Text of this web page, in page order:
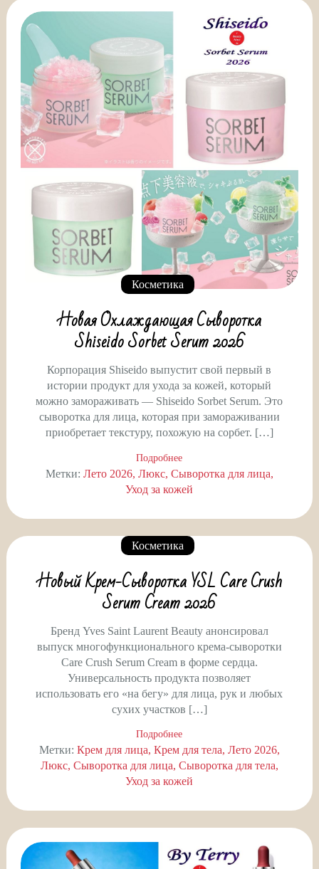
Косметика
Новая Охлаждающая Сыворотка
Shiseido Sorbet Serum 2026
Корпорация Shiseido выпустит свой первый в
истории продукт для ухода за кожей, который
можно замораживать — Shiseido Sorbet Serum. Это
сыворотка для лица, которая при замораживании
приобретает текстуру, похожую на сорбет. […]
Подробнее
Метки: Лето 2026 Люкс Сыворотка для лица
Уход за кожей
Косметика
Новый Крем-Сыворотка YSL Care Crush
Serum Cream 2026
Бренд Yves Saint Laurent Beauty анонсировал
выпуск многофункционального крема-сыворотки
Care Crush Serum Cream в форме сердца.
Универсальность продукта позволяет
использовать его «на бегу» для лица, рук и любых
сухих участков […]
Подробнее
Метки: Крем для лица Крем для тела Лето 2026
Люкс Сыворотка для лица Сыворотка для тела
Уход за кожей